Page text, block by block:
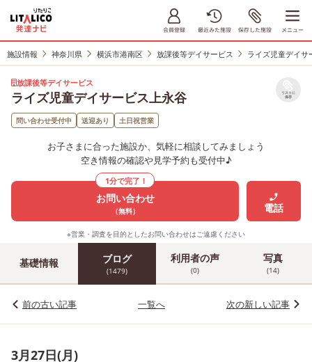
施設情報 神奈川県 横浜市港南区 放課後等デイサービス ライズ児童デイサ
放課後等デイサービス
ライズ児童デイサービス上永谷 リストに
保存
問い合わせ受付中 送迎あり 土日祝営業
お子さまに合った施設か、気軽に相談してみましょう
空き情報の確認や見学予約も受付中♪
1分で完了！
お問い合わせ
（無料） 電話
※営業・調査を目的としたお問い合わせはご遠慮ください
基礎情報 ブログ
(1479)
利用者の声
(0)
写真
(14)
前の古い記事 一覧へ 次の新しい記事
3月27日(月)